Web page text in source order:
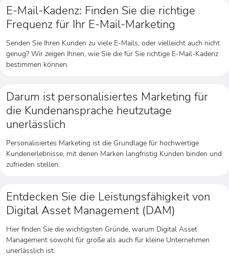
E-Mail-Kadenz: Finden Sie die richtige
Frequenz für Ihr E-Mail-Marketing
Senden Sie Ihren Kunden zu viele E-Mails, oder vielleicht auch nicht
genug? Wir zeigen Ihnen, wie Sie die für Sie richtige E-Mail-Kadenz
bestimmen können.
Darum ist personalisiertes Marketing für
die Kundenansprache heutzutage
unerlässlich
Personalisiertes Marketing ist die Grundlage für hochwertige
Kundenerlebnisse, mit denen Marken langfristig Kunden binden und
zufrieden stellen.
Entdecken Sie die Leistungsfähigkeit von
Digital Asset Management (DAM)
Hier finden Sie die wichtigsten Gründe, warum Digital Asset
Management sowohl für große als auch für kleine Unternehmen
unerlässlich ist.